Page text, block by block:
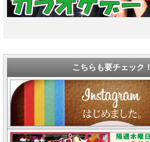
こちらも要チェック！